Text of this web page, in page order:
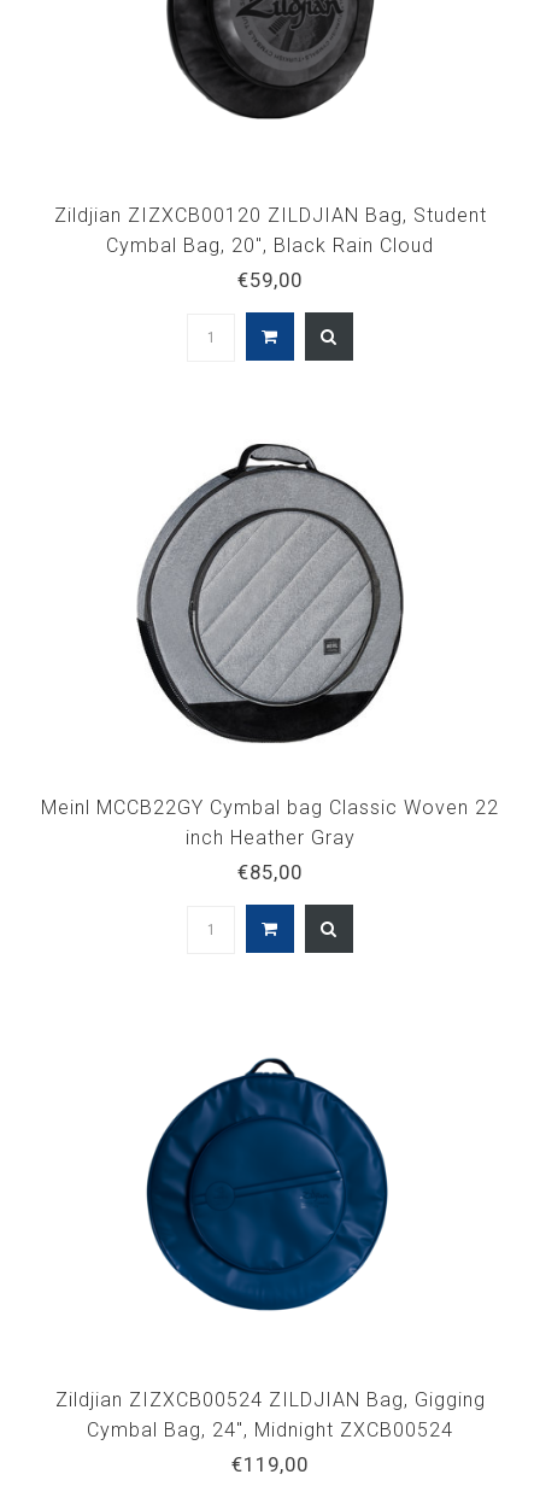
Zildjian ZIZXCB00120 ZILDJIAN Bag, Student
Cymbal Bag, 20", Black Rain Cloud
€59,00
Meinl MCCB22GY Cymbal bag Classic Woven 22
inch Heather Gray
€85,00
Zildjian ZIZXCB00524 ZILDJIAN Bag, Gigging
Cymbal Bag, 24", Midnight ZXCB00524
€119,00